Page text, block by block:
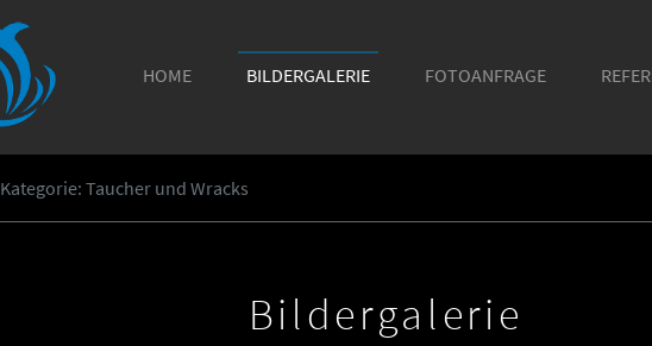
HOME BILDERGALERIE FOTOANFRAGE
Kategorie: Taucher und Wracks
Bildergalerie